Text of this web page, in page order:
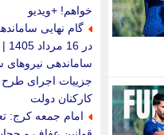
خواهم! +ویدیو
گام نهایی
ساماندهی
جزییات اجرای طرح
کارکنان دولت
امام جمعه کرج: